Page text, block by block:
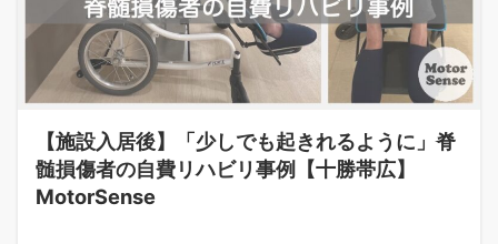
【施設入居後】「少しでも起きれるように」脊
髄損傷者の自費リハビリ事例【十勝帯広】
MotorSense